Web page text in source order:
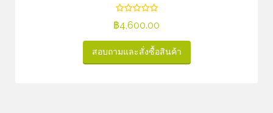
฿4,600.00
สอบถามและสั่งซื้อสินค้า